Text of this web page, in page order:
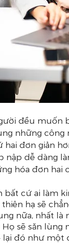
đều muốn
những công
đơn giản
nập dễ dàng
hóa đơn hai
cứ ai làm
hạ sẽ
nữa, nhất là
sẽ săn lùng
lại đó như một